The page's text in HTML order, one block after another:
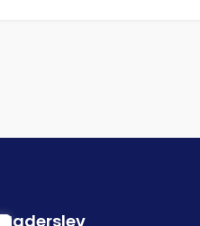
Haderslev